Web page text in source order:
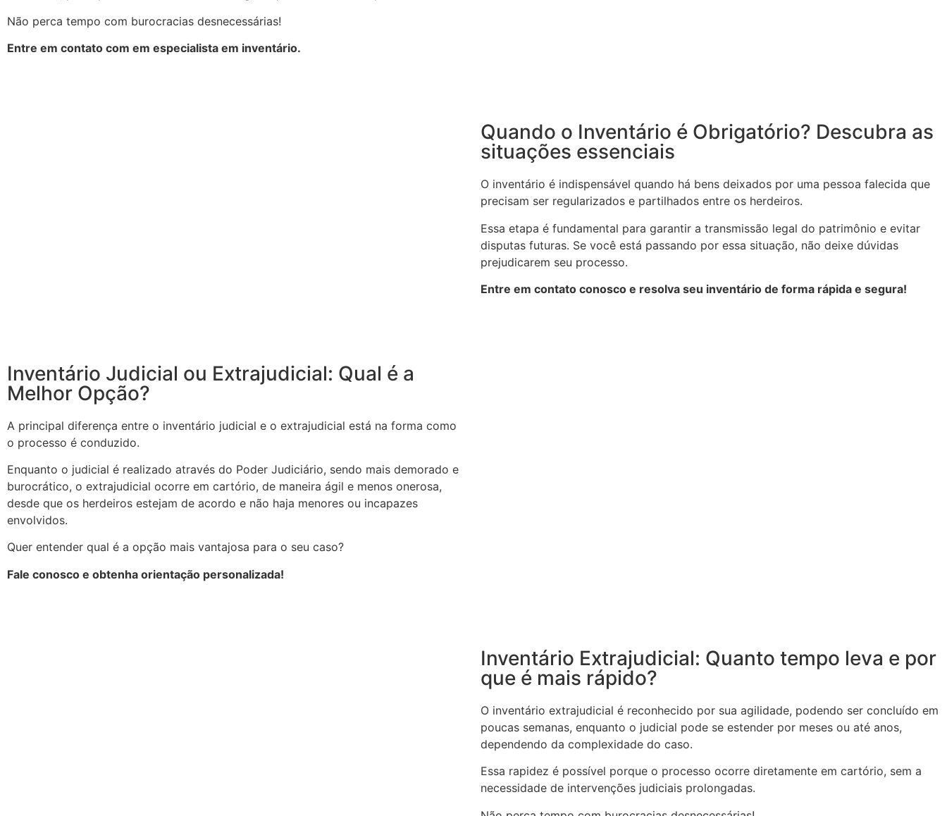
Não perca tempo com burocracias desnecessárias!
Entre em contato com em especialista em inventário.
Quando o Inventário é Obrigatório? Descubra as
situações essenciais
O inventário é indispensável quando há bens deixados por uma pessoa falecida que
precisam ser regularizados e partilhados entre os herdeiros.
Essa etapa é fundamental para garantir a transmissão legal do patrimônio e evitar
disputas futuras. Se você está passando por essa situação, não deixe dúvidas
prejudicarem seu processo.
Entre em contato conosco e resolva seu inventário de forma rápida e segura!
Inventário Judicial ou Extrajudicial: Qual é a
Melhor Opção?
A principal diferença entre o inventário judicial e o extrajudicial está na forma como
o processo é conduzido.
Enquanto o judicial é realizado através do Poder Judiciário, sendo mais demorado e
burocrático, o extrajudicial ocorre em cartório, de maneira ágil e menos onerosa,
desde que os herdeiros estejam de acordo e não haja menores ou incapazes
envolvidos.
Quer entender qual é a opção mais vantajosa para o seu caso?
Fale conosco e obtenha orientação personalizada!
Inventário Extrajudicial: Quanto tempo leva e por
que é mais rápido?
O inventário extrajudicial é reconhecido por sua agilidade, podendo ser concluído em
poucas semanas, enquanto o judicial pode se estender por meses ou até anos,
dependendo da complexidade do caso.
Essa rapidez é possível porque o processo ocorre diretamente em cartório, sem a
necessidade de intervenções judiciais prolongadas.